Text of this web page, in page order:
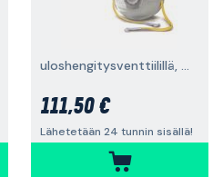
uloshengitysventtiilillä, 10 kpl
111,50 €
Lähetetään 24 tunnin sisällä!